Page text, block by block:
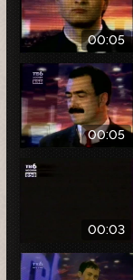
00:05
00:05
00:03